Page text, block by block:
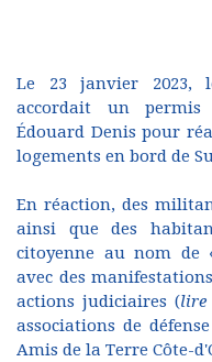
Le 23 janvier 2023,
accordait un
Édouard Denis pour
logements en bord de
En réaction, des
ainsi que des
citoyenne au nom de
avec des
actions judiciaires (lire
associations de
Amis de la Terre Côte-